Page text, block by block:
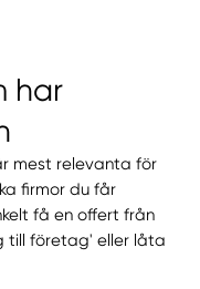
har
mest relevanta för
firmor du får
få en offert från
till företag' eller låta